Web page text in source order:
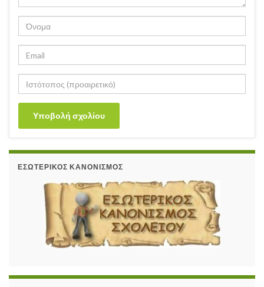
ΕΣΩΤΕΡΙΚΌΣ ΚΑΝΟΝΙΣΜΌΣ